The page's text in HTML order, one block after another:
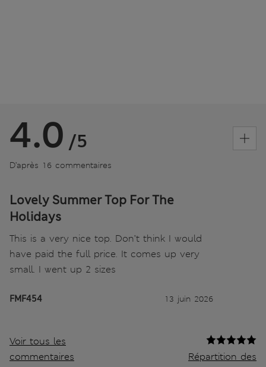
4.0 /5
D’après 16 commentaires
Lovely Summer Top For The
Holidays
This is a very nice top. Don’t think I would
have paid the full price. It comes up very
small. I went up 2 sizes
FMF454 13 juin 2026
Voir tous les
commentaires
Répartition des